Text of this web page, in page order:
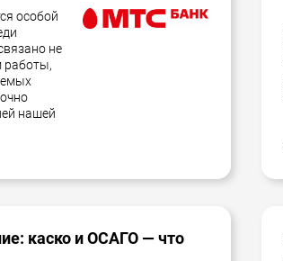
особой
не
работы,
нашей
каско и ОСАГО — что